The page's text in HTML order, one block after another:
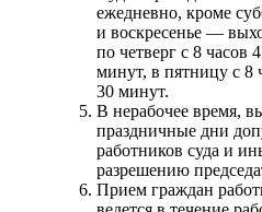
ежедневно, кроме
и воскресенье —
по четверг с 8 часов
минут, в пятницу с 8
30 минут.
В нерабочее время,
праздничные дни
работников суда и
разрешению
Прием граждан